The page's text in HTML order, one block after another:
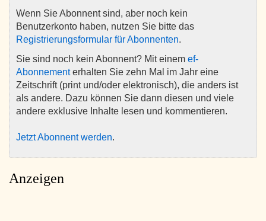
Wenn Sie Abonnent sind, aber noch kein
Benutzerkonto haben, nutzen Sie bitte das
Registrierungsformular für Abonnenten.
Sie sind noch kein Abonnent? Mit einem ef-
Abonnementerhalten Sie zehn Mal im Jahr eine
Zeitschrift (print und/oder elektronisch), die anders ist
als andere. Dazu können Sie dann diesen und viele
andere exklusive Inhalte lesen und kommentieren.
Jetzt Abonnent werden.
Anzeigen